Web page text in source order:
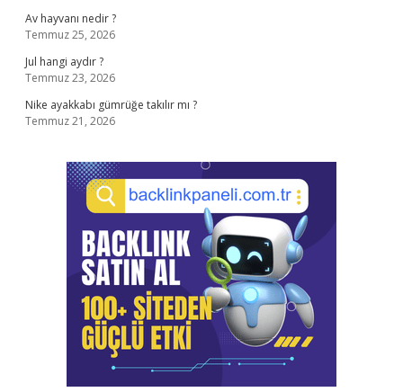
Av hayvanı nedir ?
Temmuz 25, 2026
Jul hangi aydır ?
Temmuz 23, 2026
Nike ayakkabı gümrüğe takılır mı ?
Temmuz 21, 2026